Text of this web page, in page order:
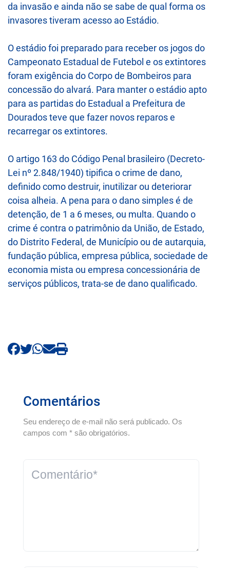
da invasão e ainda não se sabe de qual forma os
invasores tiveram acesso ao Estádio.
O estádio foi preparado para receber os jogos do
Campeonato Estadual de Futebol e os extintores
foram exigência do Corpo de Bombeiros para
concessão do alvará. Para manter o estádio apto
para as partidas do Estadual a Prefeitura de
Dourados teve que fazer novos reparos e
recarregar os extintores.
O artigo 163 do Código Penal brasileiro (Decreto-
Lei nº 2.848/1940) tipifica o crime de dano,
definido como destruir, inutilizar ou deteriorar
coisa alheia. A pena para o dano simples é de
detenção, de 1 a 6 meses, ou multa. Quando o
crime é contra o patrimônio da União, de Estado,
do Distrito Federal, de Município ou de autarquia,
fundação pública, empresa pública, sociedade de
economia mista ou empresa concessionária de
serviços públicos, trata-se de dano qualificado.
Comentários
Seu endereço de e-mail não será publicado. Os
campos com * são obrigatórios.